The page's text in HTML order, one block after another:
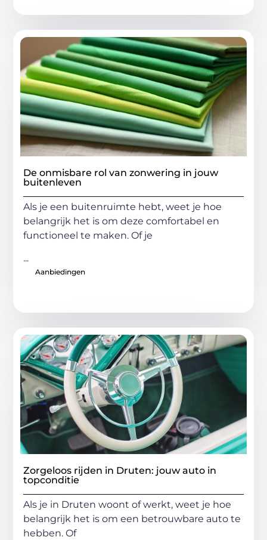
De onmisbare rol van zonwering in jouw
buitenleven
Als je een buitenruimte hebt, weet je hoe
belangrijk het is om deze comfortabel en
functioneel te maken. Of je
...
Aanbiedingen
Zorgeloos rijden in Druten: jouw auto in
topconditie
Als je in Druten woont of werkt, weet je hoe
belangrijk het is om een betrouwbare auto te
hebben. Of